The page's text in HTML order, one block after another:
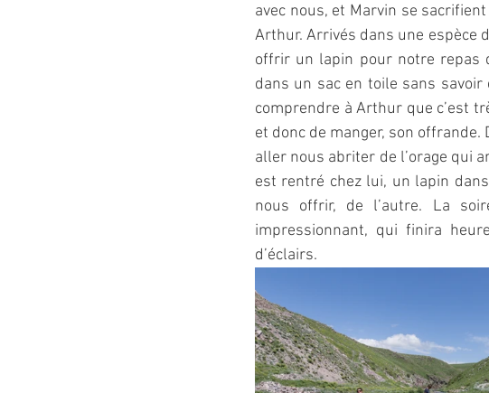
avec nous, et Marvin se
Arthur. Arrivés dans une espèce
offrir un lapin pour notre repas
dans un sac en toile sans savoir
comprendre à Arthur que c’est
et donc de manger, son
aller nous abriter de l’orage qui
est rentré chez lui, un lapin
nous offrir, de l’autre. La
impressionnant, qui finira
d’éclairs.